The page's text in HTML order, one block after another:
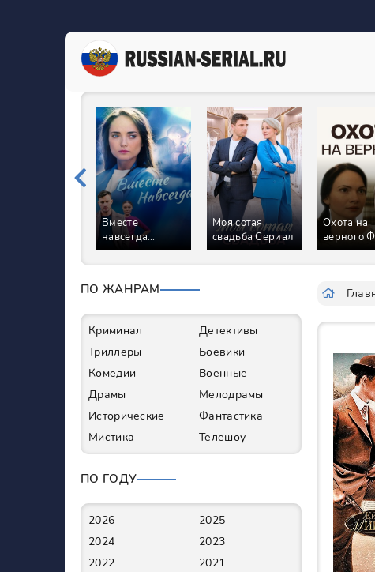
Вместе
навсегда
Сериал
Моя сотая
свадьба Сериал
Охота на
верного
ПО ЖАНРАМ
Криминал
Детективы
Триллеры
Боевики
Комедии
Военные
Драмы
Мелодрамы
Исторические
Фантастика
Мистика
Телешоу
ПО ГОДУ
2026
2025
2024
2023
2022
2021